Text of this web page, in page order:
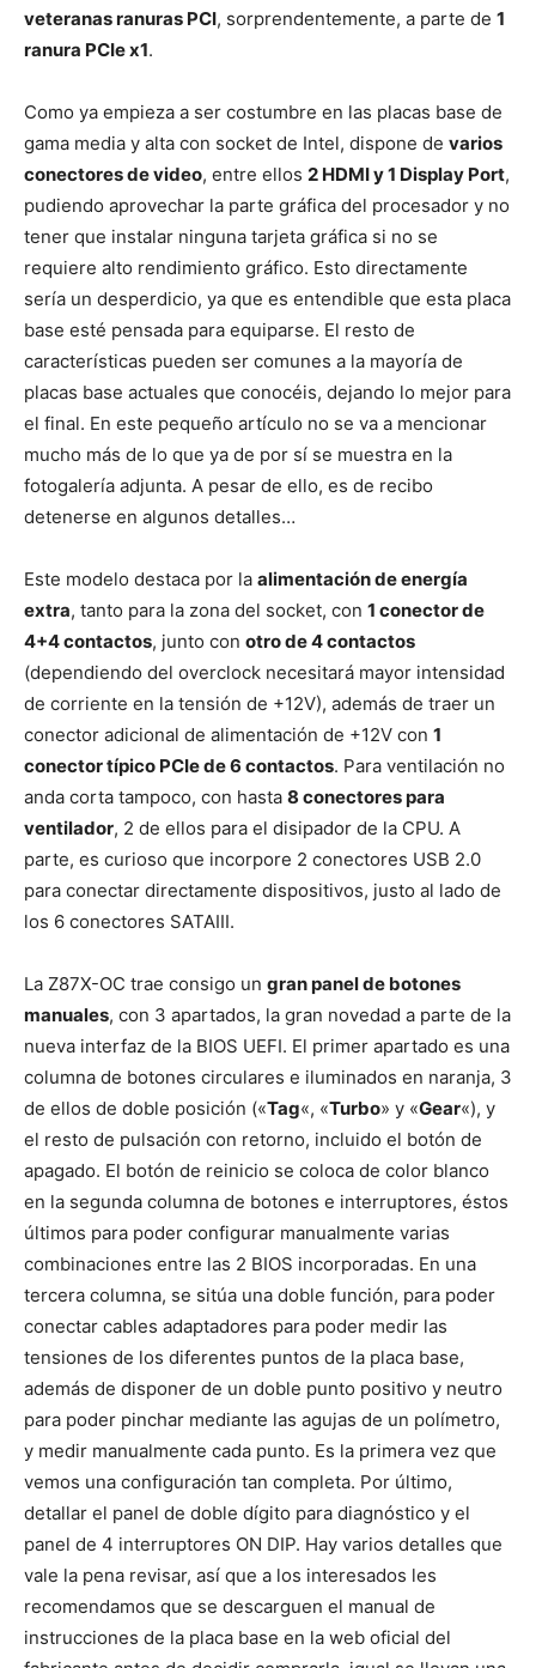
veteranas ranuras PCI, sorprendentemente, a parte de 1
ranura PCIe x1.
Como ya empieza a ser costumbre en las placas base de
gama media y alta con socket de Intel, dispone de varios
conectores de video, entre ellos 2 HDMI y 1 Display Port,
pudiendo aprovechar la parte gráfica del procesador y no
tener que instalar ninguna tarjeta gráfica si no se
requiere alto rendimiento gráfico. Esto directamente
sería un desperdicio, ya que es entendible que esta placa
base esté pensada para equiparse. El resto de
características pueden ser comunes a la mayoría de
placas base actuales que conocéis, dejando lo mejor para
el final. En este pequeño artículo no se va a mencionar
mucho más de lo que ya de por sí se muestra en la
fotogalería adjunta. A pesar de ello, es de recibo
detenerse en algunos detalles…
Este modelo destaca por la alimentación de energía
extra, tanto para la zona del socket, con 1 conector de
4+4 contactos, junto con otro de 4 contactos
(dependiendo del overclock necesitará mayor intensidad
de corriente en la tensión de +12V), además de traer un
conector adicional de alimentación de +12V con 1
conector típico PCIe de 6 contactos. Para ventilación no
anda corta tampoco, con hasta 8 conectores para
ventilador, 2 de ellos para el disipador de la CPU. A
parte, es curioso que incorpore 2 conectores USB 2.0
para conectar directamente dispositivos, justo al lado de
los 6 conectores SATAIII.
La Z87X-OC trae consigo un gran panel de botones
manuales, con 3 apartados, la gran novedad a parte de la
nueva interfaz de la BIOS UEFI. El primer apartado es una
columna de botones circulares e iluminados en naranja, 3
de ellos de doble posición («Tag«, «Turbo» y «Gear«), y
el resto de pulsación con retorno, incluido el botón de
apagado. El botón de reinicio se coloca de color blanco
en la segunda columna de botones e interruptores, éstos
últimos para poder configurar manualmente varias
combinaciones entre las 2 BIOS incorporadas. En una
tercera columna, se sitúa una doble función, para poder
conectar cables adaptadores para poder medir las
tensiones de los diferentes puntos de la placa base,
además de disponer de un doble punto positivo y neutro
para poder pinchar mediante las agujas de un polímetro,
y medir manualmente cada punto. Es la primera vez que
vemos una configuración tan completa. Por último,
detallar el panel de doble dígito para diagnóstico y el
panel de 4 interruptores ON DIP. Hay varios detalles que
vale la pena revisar, así que a los interesados les
recomendamos que se descarguen el manual de
instrucciones de la placa base en la web oficial del